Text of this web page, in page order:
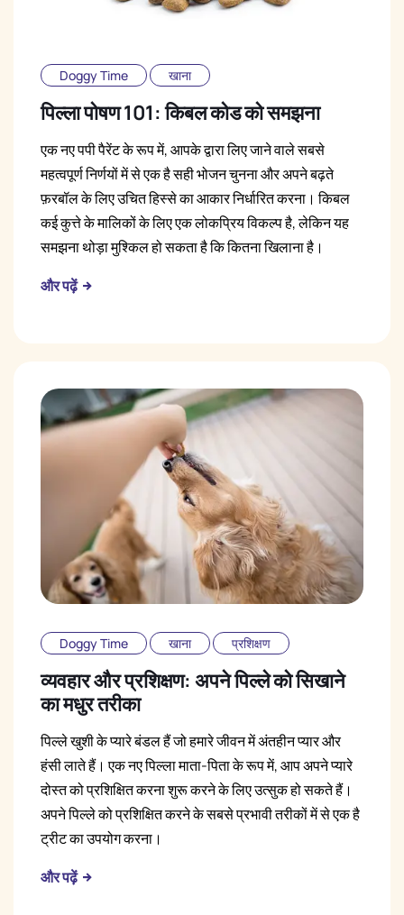
Doggy Time खाना
पिल्ला पोषण 101: किबल कोड को समझना
एक नए पपी पैरेंट के रूप में, आपके द्वारा लिए जाने वाले सबसे
महत्वपूर्ण निर्णयों में से एक है सही भोजन चुनना और अपने बढ़ते
फ़रबॉल के लिए उचित हिस्से का आकार निर्धारित करना। किबल
कई कुत्ते के मालिकों के लिए एक लोकप्रिय विकल्प है, लेकिन यह
समझना थोड़ा मुश्किल हो सकता है कि कितना खिलाना है।
और पढ़ें
Doggy Time खाना प्रशिक्षण
व्यवहार और प्रशिक्षण: अपने पिल्ले को सिखाने
का मधुर तरीका
पिल्ले खुशी के प्यारे बंडल हैं जो हमारे जीवन में अंतहीन प्यार और
हंसी लाते हैं। एक नए पिल्ला माता-पिता के रूप में, आप अपने प्यारे
दोस्त को प्रशिक्षित करना शुरू करने के लिए उत्सुक हो सकते हैं।
अपने पिल्ले को प्रशिक्षित करने के सबसे प्रभावी तरीकों में से एक है
ट्रीट का उपयोग करना।
और पढ़ें